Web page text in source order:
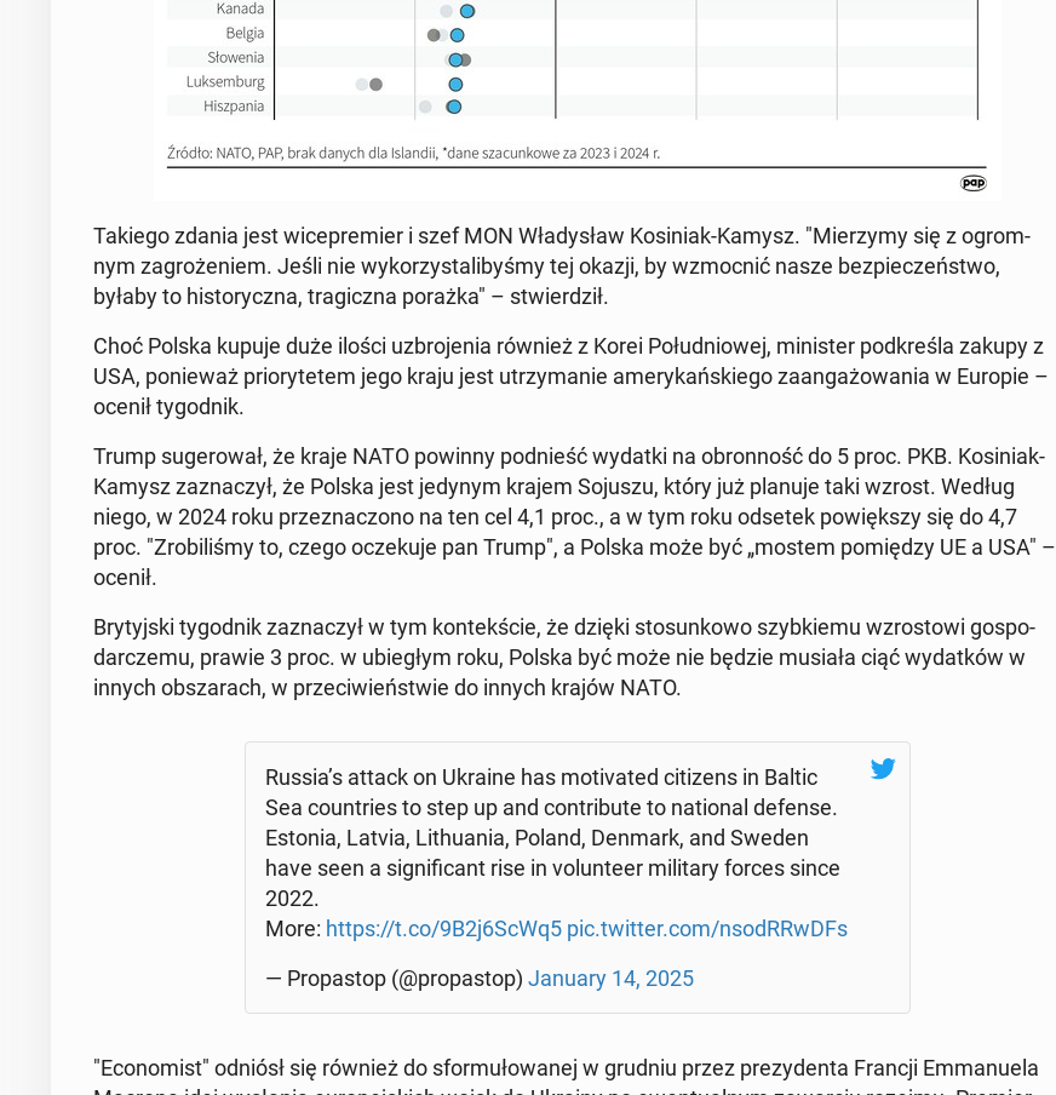
Takiego zdania jest wi­ce­pre­mier i szef MON Wła­dy­sław Ko­si­niak-Kamysz. "Mie­rzy­my się z ogrom­
nym za­gro­że­niem. Jeśli nie wy­ko­rzy­sta­li­by­śmy tej okazji, by wzmoc­nić nasze bez­pie­czeń­stwo,
byłaby to hi­sto­rycz­na, tra­gicz­na porażka" – stwier­dził.
Choć Polska kupuje duże ilości uzbro­je­nia również z Korei Po­łu­dnio­wej, mi­ni­ster pod­kre­śla zakupy z
USA, po­nie­waż prio­ry­te­tem jego kraju jest utrzy­ma­nie ame­ry­kań­skie­go za­an­ga­żo­wa­nia w Europie –
ocenił ty­go­dnik.
Trump su­ge­ro­wał, że kraje NATO powinny pod­nieść wydatki na obron­ność do 5 proc. PKB. Ko­si­niak-
Kamysz za­zna­czył, że Polska jest jedynym krajem Sojuszu, który już planuje taki wzrost. Według
niego, w 2024 roku prze­zna­czo­no na ten cel 4,1 proc., a w tym roku odsetek po­więk­szy się do 4,7
proc. "Zro­bi­li­śmy to, czego ocze­ku­je pan Trump", a Polska może być „mostem po­mię­dzy UE a USA" –
ocenił.
Bry­tyj­ski ty­go­dnik za­zna­czył w tym kon­tek­ście, że dzięki sto­sun­ko­wo szyb­kie­mu wzro­sto­wi go­spo­
dar­cze­mu, prawie 3 proc. w ubie­głym roku, Polska być może nie będzie musiała ciąć wy­dat­ków w
innych ob­sza­rach, w prze­ci­wień­stwie do innych krajów NATO.
Russia’s attack on Ukraine has mo­ti­va­ted ci­ti­zens in Baltic
Sea co­un­tries to step up and con­tri­bu­te to na­tio­nal defense.
Estonia, Latvia, Li­thu­ania, Poland, Denmark, and Sweden
have seen a si­gni­fi­cant rise in vo­lun­te­er mi­li­ta­ry forces since
2022.
More: https://t.co/9B2j6ScWq5 pic.twitter.com/nso­dR­RwDFs
— Pro­pa­stop (@pro­pa­stop) January 14, 2025
"Eco­no­mist" odniósł się również do sfor­mu­ło­wa­nej w grudniu przez pre­zy­den­ta Francji Em­ma­nu­ela